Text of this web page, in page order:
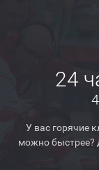
24
У вас горячие
можно быстрее?